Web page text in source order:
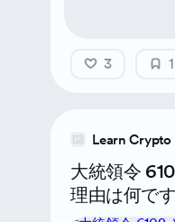
3 1
Learn Crypto
大統領令
理由は何で